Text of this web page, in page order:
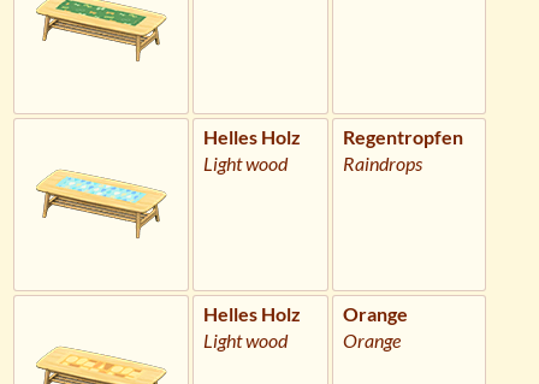
Helles Holz
Light wood
Regentropfen
Raindrops
Helles Holz
Light wood
Orange
Orange